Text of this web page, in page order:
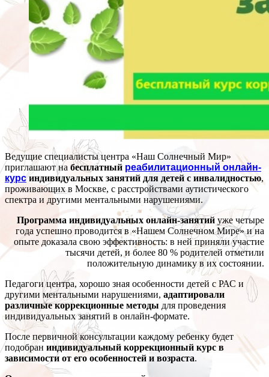
Ведущие специалисты центра «Наш Солнечный Мир»
приглашают на бесплатный реабилитационный онлайн-
курсиндивидуальных занятий для детей с инвалидностью,
проживающих в Москве, с расстройствами аутистического
спектра и другими ментальными нарушениями.
Программа индивидуальных онлайн-занятий уже четыре
года успешно проводится в «Нашем Солнечном Мире» и на
опыте доказала свою эффективность: в ней приняли участие
тысячи детей, и более 80 % родителей отметили
положительную динамику в их состоянии.
Педагоги центра, хорошо зная особенности детей с РАС и
другими ментальными нарушениями, адаптировали
различные коррекционные методы для проведения
индивидуальных занятий в онлайн-формате.
После первичной консультации каждому ребенку будет
подобран индивидуальный коррекционный курс в
зависимости от его особенностей и возраста.